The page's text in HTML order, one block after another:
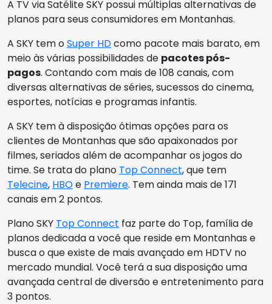
A TV via Satélite SKY possui múltiplas alternativas de
planos para seus consumidores em Montanhas.
A SKY tem oSuper HDcomo pacote mais barato, em
meio às várias possibilidades de pacotes pós-
pagos. Contando com mais de 108 canais, com
diversas alternativas de séries, sucessos do cinema,
esportes, notícias e programas infantis.
A SKY tem à disposição ótimas opções para os
clientes de Montanhas que são apaixonados por
filmes, seriados além de acompanhar os jogos do
time. Se trata do plano Top Connect, que tem
Telecine, HBOe Premiere. Tem ainda mais de 171
canais em 2 pontos.
Plano SKY Top Connect faz parte do Top, família de
planos dedicada a você que reside em Montanhas e
busca o que existe de mais avançado em HDTV no
mercado mundial. Você terá a sua disposição uma
avançada central de diversão e entretenimento para
3 pontos.